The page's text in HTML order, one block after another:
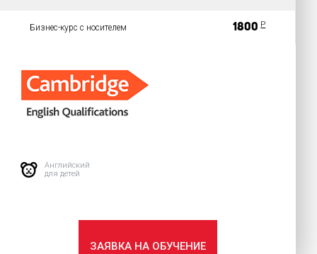
Бизнес-курс с носителем 1800 P
Английский
для детей
ЗАЯВКА НА ОБУЧЕНИЕ